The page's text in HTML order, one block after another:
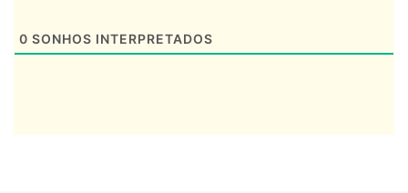
0 SONHOS INTERPRETADOS